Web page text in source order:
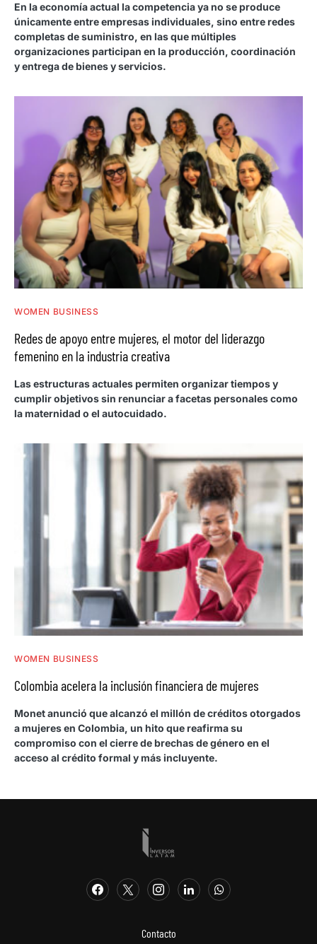
En la economía actual la competencia ya no se produce
únicamente entre empresas individuales, sino entre redes
completas de suministro, en las que múltiples
organizaciones participan en la producción, coordinación
y entrega de bienes y servicios.
WOMEN BUSINESS
Redes de apoyo entre mujeres, el motor del liderazgo
femenino en la industria creativa
Las estructuras actuales permiten organizar tiempos y
cumplir objetivos sin renunciar a facetas personales como
la maternidad o el autocuidado.
WOMEN BUSINESS
Colombia acelera la inclusión financiera de mujeres
Monet anunció que alcanzó el millón de créditos otorgados
a mujeres en Colombia, un hito que reafirma su
compromiso con el cierre de brechas de género en el
acceso al crédito formal y más incluyente.
Contacto